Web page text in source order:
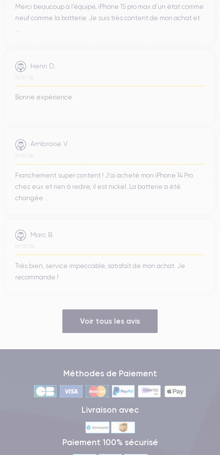
Merci beaucoup à l’équipe, iPhone 15 pro max d’un état comme
neuf comme la batterie. Je suis très content de mon achat et
Henri D.
12/07/26
Bonne expérience
Ambroise V.
10/07/26
Franchement super content ! J'ai acheté mon iPhone 14 Pro
chez eux et rien à redire, il est nickel. La batterie a été
changée ...
Marc B.
09/07/26
Très bien, service impeccable, satisfait de mon achat. Je
recommande !
Voir tous les avis
Méthodes de Paiement
Livraison avec
Paiement 100% sécurisé